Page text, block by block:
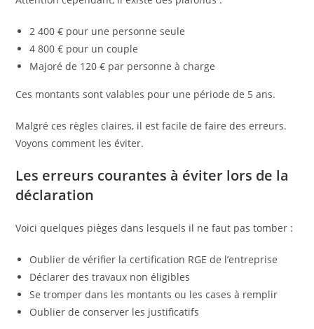
2 400 € pour une personne seule
4 800 € pour un couple
Majoré de 120 € par personne à charge
Ces montants sont valables pour une période de 5 ans.
Malgré ces règles claires, il est facile de faire des erreurs.
Voyons comment les éviter.
Les erreurs courantes à éviter lors de la
déclaration
Voici quelques pièges dans lesquels il ne faut pas tomber :
Oublier de vérifier la certification RGE de l’entreprise
Déclarer des travaux non éligibles
Se tromper dans les montants ou les cases à remplir
Oublier de conserver les justificatifs